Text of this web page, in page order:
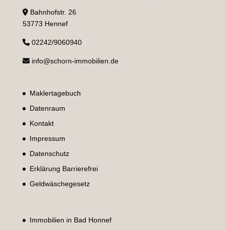
Bahnhofstr. 26
53773 Hennef
02242/9060940
info@schorn-immobilien.de
Maklertagebuch
Datenraum
Kontakt
Impressum
Datenschutz
Erklärung Barrierefrei
Geldwäschegesetz
Immobilien in Bad Honnef